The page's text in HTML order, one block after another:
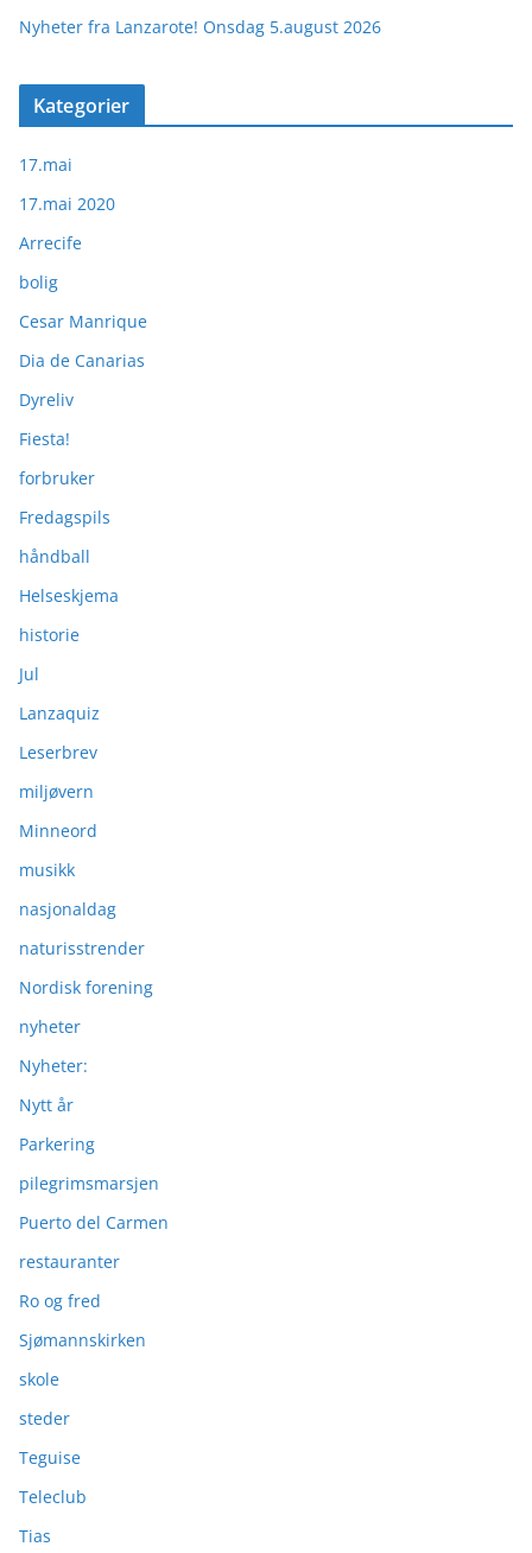
Nyheter fra Lanzarote! Onsdag 5.august 2026
Kategorier
17.mai
17.mai 2020
Arrecife
bolig
Cesar Manrique
Dia de Canarias
Dyreliv
Fiesta!
forbruker
Fredagspils
håndball
Helseskjema
historie
Jul
Lanzaquiz
Leserbrev
miljøvern
Minneord
musikk
nasjonaldag
naturisstrender
Nordisk forening
nyheter
Nyheter:
Nytt år
Parkering
pilegrimsmarsjen
Puerto del Carmen
restauranter
Ro og fred
Sjømannskirken
skole
steder
Teguise
Teleclub
Tias